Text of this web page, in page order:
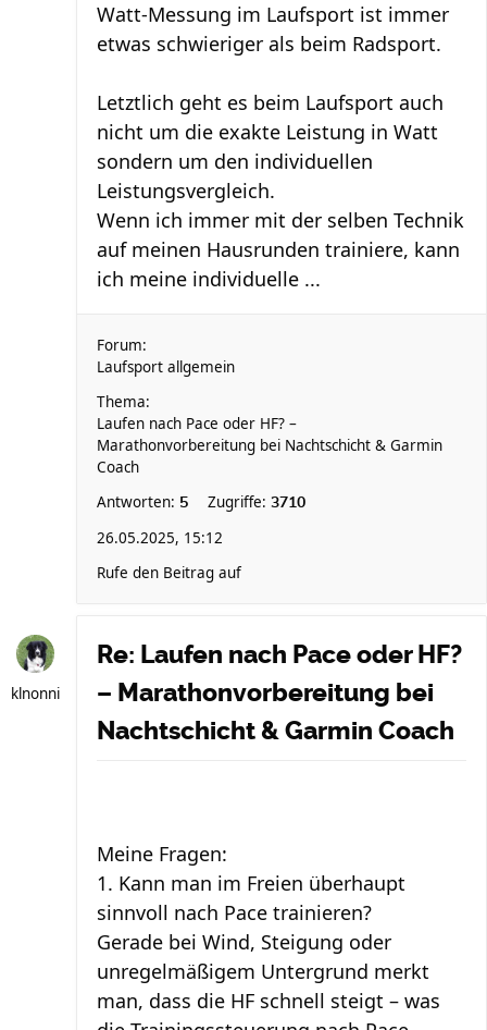
Watt-Messung im Laufsport ist immer
etwas schwieriger als beim Radsport.
Letztlich geht es beim Laufsport auch
nicht um die exakte Leistung in Watt
sondern um den individuellen
Leistungsvergleich.
Wenn ich immer mit der selben Technik
auf meinen Hausrunden trainiere, kann
ich meine individuelle ...
Forum:
Laufsport allgemein
Thema:
Laufen nach Pace oder HF? –
Marathonvorbereitung bei Nachtschicht & Garmin
Coach
Antworten: 5 Zugriffe: 3710
26.05.2025, 15:12
Rufe den Beitrag auf
klnonni
Re: Laufen nach Pace oder HF?
– Marathonvorbereitung bei
Nachtschicht & Garmin Coach
Meine Fragen:
1. Kann man im Freien überhaupt
sinnvoll nach Pace trainieren?
Gerade bei Wind, Steigung oder
unregelmäßigem Untergrund merkt
man, dass die HF schnell steigt – was